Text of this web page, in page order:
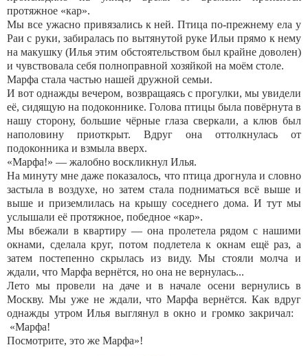
протяжное «кар».
Мы все ужасно привязались к ней. Птица по-прежнему ела у
Раи с руки, забиралась по вытянутой руке Ильи прямо к нему
на макушку (Илья этим обстоятельством был крайне доволен)
и чувствовала себя полноправной хозяйкой на моём столе.
Марфа стала частью нашей дружной семьи.
И вот однажды вечером, возвращаясь с прогулки, мы увидели
её, сидящую на подоконнике. Голова птицы была повёрнута в
нашу сторону, большие чёрные глаза сверкали, а клюв был
наполовину приоткрыт. Вдруг она оттолкнулась от
подоконника и взмыла вверх.
«Марфа!» — жалобно воскликнул Илья.
На минуту мне даже показалось, что птица дрогнула и словно
застыла в воздухе, но затем стала подниматься всё выше и
выше и приземлилась на крышу соседнего дома. И тут мы
услышали её протяжное, победное «кар».
Мы вбежали в квартиру — она пролетела рядом с нашими
окнами, сделала круг, потом подлетела к окнам ещё раз, а
затем постепенно скрылась из виду. Мы стояли молча и
ждали, что Марфа вернётся, но она не вернулась...
Лето мы провели на даче и в начале осени вернулись в
Москву. Мы уже не ждали, что Марфа вернётся. Как вдруг
однажды утром Илья выглянул в окно и громко закричал:
«Марфа!
Посмотрите, это же Марфа»!